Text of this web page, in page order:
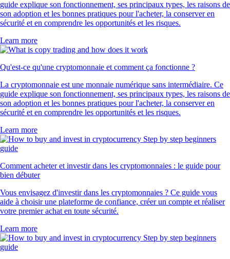
guide explique son fonctionnement, ses principaux types, les raisons de
son adoption et les bonnes pratiques pour l'acheter, la conserver en
sécurité et en comprendre les opportunités et les risques.
Learn more
Qu'est-ce qu'une cryptomonnaie et comment ça fonctionne ?
La cryptomonnaie est une monnaie numérique sans intermédiaire. Ce
guide explique son fonctionnement, ses principaux types, les raisons de
son adoption et les bonnes pratiques pour l'acheter, la conserver en
sécurité et en comprendre les opportunités et les risques.
Learn more
Comment acheter et investir dans les cryptomonnaies : le guide pour
bien débuter
Vous envisagez d'investir dans les cryptomonnaies ? Ce guide vous
aide à choisir une plateforme de confiance, créer un compte et réaliser
votre premier achat en toute sécurité.
Learn more